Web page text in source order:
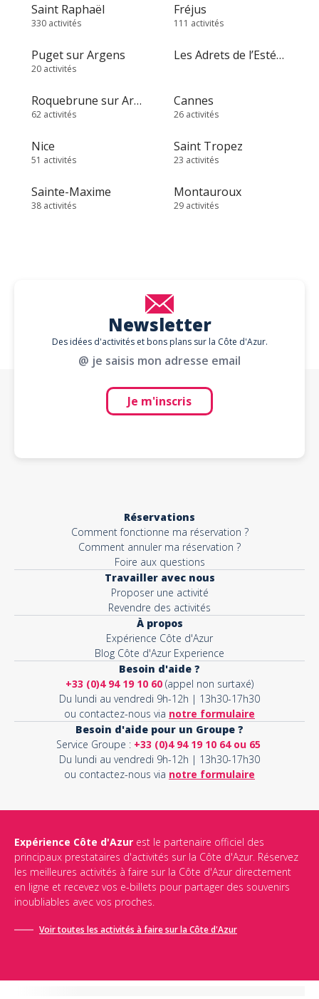
Saint Raphaël
330 activités
Fréjus
111 activités
Puget sur Argens
20 activités
Les Adrets de l’Estérel
Roquebrune sur Argens
62 activités
Cannes
26 activités
Nice
51 activités
Saint Tropez
23 activités
Sainte-Maxime
38 activités
Montauroux
29 activités
Newsletter
Des idées d'activités et bons plans sur la Côte d'Azur.
@ je saisis mon adresse email
Je m'inscris
Réservations
Comment fonctionne ma réservation ?
Comment annuler ma réservation ?
Foire aux questions
Travailler avec nous
Proposer une activité
Revendre des activités
À propos
Expérience Côte d'Azur
Blog Côte d'Azur Experience
Besoin d'aide ?
+33 (0)4 94 19 10 60 (appel non surtaxé)
Du lundi au vendredi 9h-12h | 13h30-17h30
ou contactez-nous via notre formulaire
Besoin d'aide pour un Groupe ?
Service Groupe : +33 (0)4 94 19 10 64 ou 65
Du lundi au vendredi 9h-12h | 13h30-17h30
ou contactez-nous via notre formulaire
Expérience Côte d'Azur est le partenaire officiel des
principaux prestataires d'activités sur la Côte d'Azur. Réservez
les meilleures activités à faire sur la Côte d'Azur directement
en ligne et recevez vos e-billets pour partager des souvenirs
inoubliables avec vos proches.
Voir toutes les activités à faire sur la Côte d'Azur